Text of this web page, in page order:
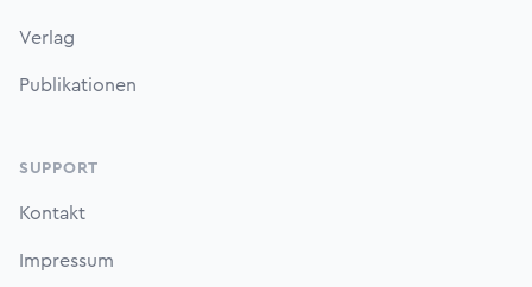
Verlag
Publikationen
SUPPORT
Kontakt
Impressum